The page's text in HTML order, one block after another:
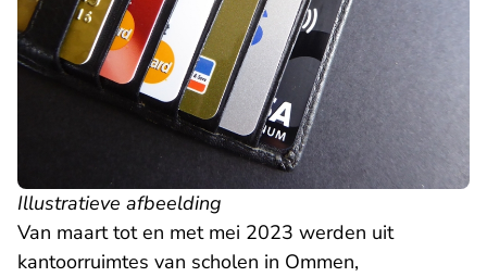
Illustratieve afbeelding
Van maart tot en met mei 2023 werden uit
kantoorruimtes van scholen in Ommen,